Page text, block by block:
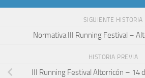
SIGUIENTE HISTORIA
Normativa III Running Festival –
HISTORIA PREVIA
III Running Festival Altorricón – 14